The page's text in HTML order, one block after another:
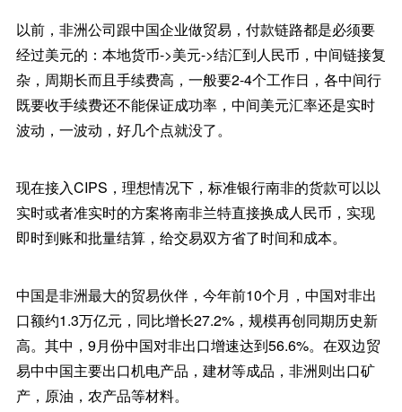
以前，非洲公司跟中国企业做贸易，付款链路都是必须要
经过美元的：本地货币->美元->结汇到人民币，中间链接复
杂，周期长而且手续费高，一般要2-4个工作日，各中间行
既要收手续费还不能保证成功率，中间美元汇率还是实时
波动，一波动，好几个点就没了。
现在接入CIPS，理想情况下，标准银行南非的货款可以以
实时或者准实时的方案将南非兰特直接换成人民币，实现
即时到账和批量结算，给交易双方省了时间和成本。
中国是非洲最大的贸易伙伴，今年前10个月，中国对非出
口额约1.3万亿元，同比增长27.2%，规模再创同期历史新
高。其中，9月份中国对非出口增速达到56.6%。在双边贸
易中中国主要出口机电产品，建材等成品，非洲则出口矿
产，原油，农产品等材料。